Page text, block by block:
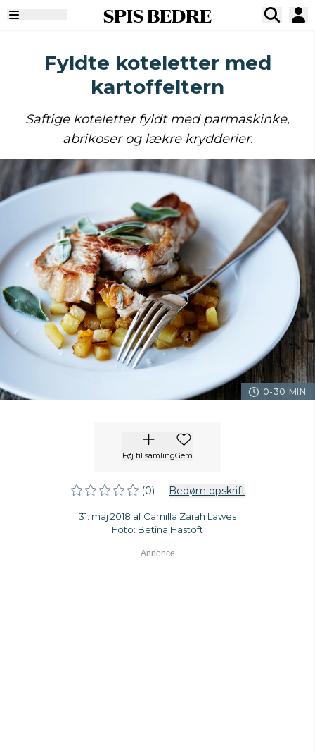
SPIS BEDRE
Fyldte koteletter med
kartoffeltern
Saftige koteletter fyldt med parmaskinke,
abrikoser og lækre krydderier.
0-30 MIN.
Føj til samlingGem
(0) Bedøm opskrift
31. maj 2018 af Camilla Zarah Lawes
Foto: Betina Hastoft